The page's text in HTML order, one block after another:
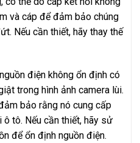
và cáp để đảm bảo chúng
Nếu cần thiết, hãy thay thế
điện không ổn định có
trong hình ảnh camera lùi.
bảo rằng nó cung cấp
tô. Nếu cần thiết, hãy sử
để ổn định nguồn điện.